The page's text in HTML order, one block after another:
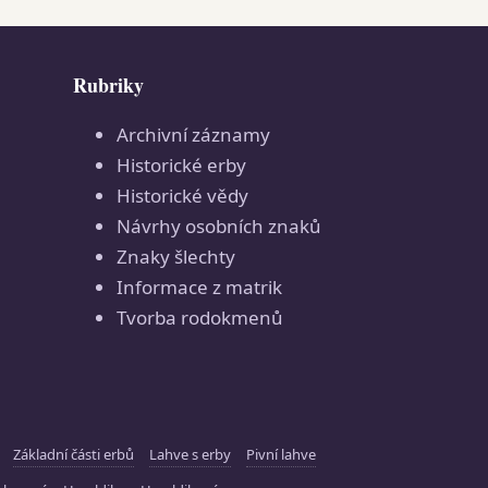
Rubriky
Archivní záznamy
Historické erby
Historické vědy
Návrhy osobních znaků
Znaky šlechty
Informace z matrik
Tvorba rodokmenů
Základní části erbů Lahve s erby
Pivní lahve